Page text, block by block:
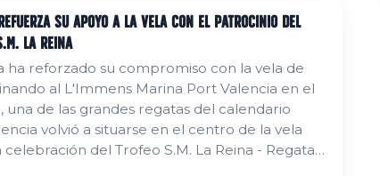
su apoyo a la vela con el patrocinio del
La Reina
ha reforzado su compromiso con la vela de
al L'Immens Marina Port Valencia en el
una de las grandes regatas del calendario
volvió a situarse en el centro de la vela
del Trofeo S.M. La Reina - Regata